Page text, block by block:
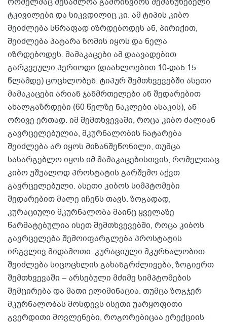
ტკივილები და სიკვდილიც კი. ამ ტიპის კიბო
შეიძლება სწრაფად იზრდებოდეს ან, პირიქით,
შეიძლება პატარა ზომის იყოს და ნელა
იზრდებოდეს. მამაკაცები ამ დაავადებით
გარკვეული პერიოდი (დაახლოებით 10-დან 15
წლამდე) ცოცხლობენ. ტიპურ შემთხვევებში ასეთი
მამაკაცები არიან ჯანმრთელები ან შედარებით
ახალგაზრდები (60 წელზე ნაკლები ასაკის), ან
ორივე ერთად. იმ შემთხვევაში, როცა კიბო ძალიან
გავრცელებულია, მკურნალობის ჩატარება
შეიძლება არ იყოს მიზანშეწონილი, თუმცა
სასარგებლო იყოს იმ მამაკაცებისთვის, რომელთაც
კიბო უშუალოდ პროსტატის გარშემო აქვთ
გავრცელებული. ასეთი კიბოს სიმპტომები
შედარებით მალე იჩენს თავს. ზოგადად,
კურაციული მკურნალობა მაინც ყველაზე
წარმატებულია ისეთ შემთხვევებში, როცა კიბოს
გავრცელება შემოიფარგლება პროსტატის
ირგვლივ მიდამოთი. კურაციული მკურნალობით
შეიძლება სიცოცხლის გახანგრძლივება, ზოგიერთ
შემთხვევაში – არსებული მძიმე სიმპტომების
შემცირება და მათი ელიმინაცია. თუმცა ზოგჯერ
მკურნალობას მოსდევს ისეთი უარყოფითი
გვერდითი მოვლენები, როგორებიცაა ერექციის